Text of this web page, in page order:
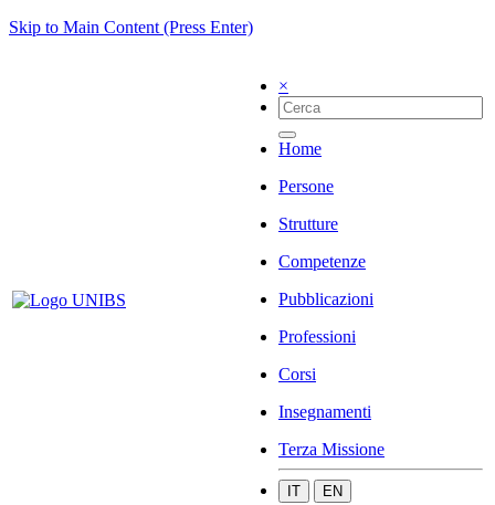
Skip to Main Content (Press Enter)
×
Home
Persone
Strutture
Competenze
Pubblicazioni
Professioni
Corsi
Insegnamenti
Terza Missione
IT EN